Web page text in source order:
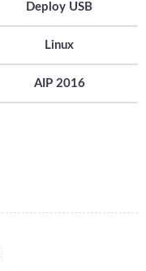
Deploy USB
Linux
AIP 2016